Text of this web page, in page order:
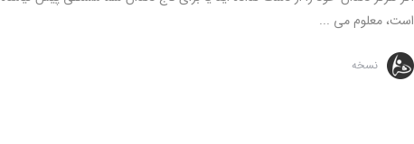
است، معلوم می ...
نسخه